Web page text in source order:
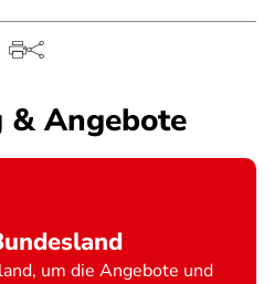
& Angebote
um die Angebote und